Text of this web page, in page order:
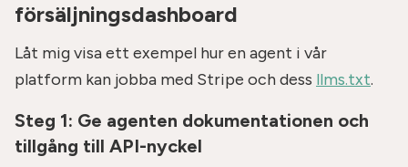
försäljningsdashboard
Låt mig visa ett exempel hur en agent i vår
platform kan jobba med Stripe och dess llms.txt.
Steg 1: Ge agenten dokumentationen och
tillgång till API-nyckel